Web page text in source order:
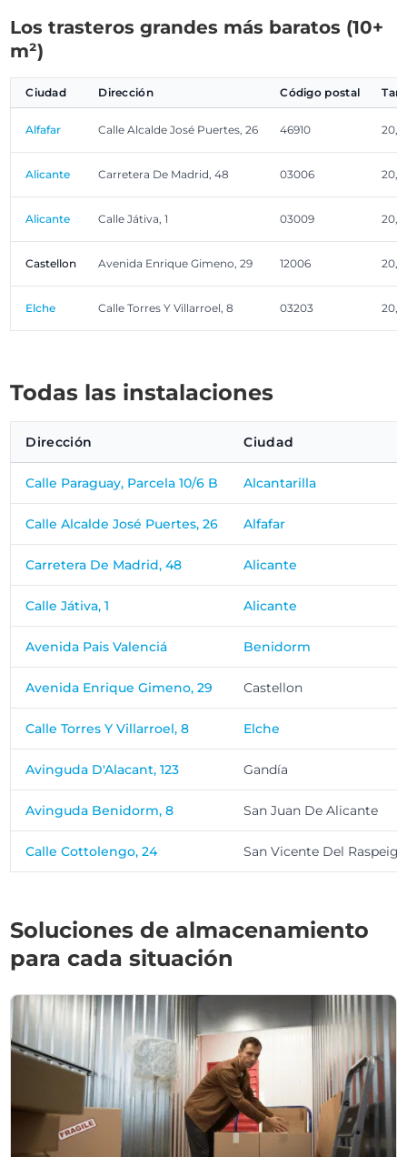
Los trasteros grandes más baratos (10+
m²)
Ciudad Dirección Código postal
Alfafar Calle Alcalde José Puertes, 26 46910
Alicante Carretera De Madrid, 48 03006
Alicante Calle Játiva, 1 03009
Castellon Avenida Enrique Gimeno, 29 12006
Elche Calle Torres Y Villarroel, 8 03203
Todas las instalaciones
Dirección Ciudad
Calle Paraguay, Parcela 10/6 B Alcantarilla
Calle Alcalde José Puertes, 26 Alfafar
Carretera De Madrid, 48 Alicante
Calle Játiva, 1 Alicante
Avenida Pais Valenciá Benidorm
Avenida Enrique Gimeno, 29 Castellon
Calle Torres Y Villarroel, 8 Elche
Avinguda D'Alacant, 123 Gandía
Avinguda Benidorm, 8 San Juan De Alicante
Calle Cottolengo, 24 San Vicente Del Raspeig
Soluciones de almacenamiento
para cada situación